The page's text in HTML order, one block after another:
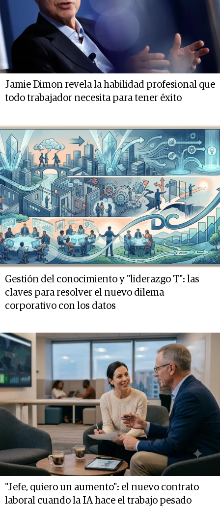
Jamie Dimon revela la habilidad profesional que
todo trabajador necesita para tener éxito
Gestión del conocimiento y "liderazgo T": las
claves para resolver el nuevo dilema
corporativo con los datos
"Jefe, quiero un aumento": el nuevo contrato
laboral cuando la IA hace el trabajo pesado